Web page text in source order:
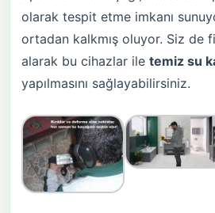
olarak tespit etme imkanı
ortadan kalkmış oluyor. Siz de
alarak bu cihazlar ile temiz su
yapılmasını sağlayabilirsiniz.